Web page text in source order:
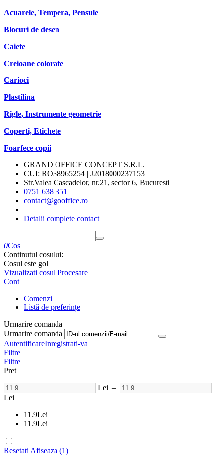
Acuarele, Tempera, Pensule
Blocuri de desen
Caiete
Creioane colorate
Carioci
Plastilina
Rigle, Instrumente geometrie
Coperti, Etichete
Foarfece copii
GRAND OFFICE CONCEPT S.R.L.
CUI: RO38965254 | J2018000237153
Str.Valea Cascadelor, nr.21, sector 6, Bucuresti
0751 638 351
contact@gooffice.ro
Detalii complete contact
0Cos
Continutul cosului:
Cosul este gol
Vizualizati cosul Procesare
Cont
Comenzi
Listă de preferințe
Urmarire comanda
Urmarire comanda
AutentificareInregistrati-va
Filtre
Filtre
Pret
Lei –
Lei
11.9Lei
11.9Lei
Resetati Afiseaza (1)